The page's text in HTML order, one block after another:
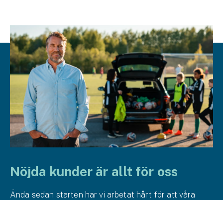
Nöjda kunder är allt för oss
Ända sedan starten har vi arbetat hårt för att våra